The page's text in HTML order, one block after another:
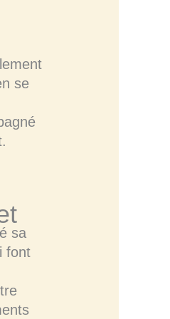
se
sa
font